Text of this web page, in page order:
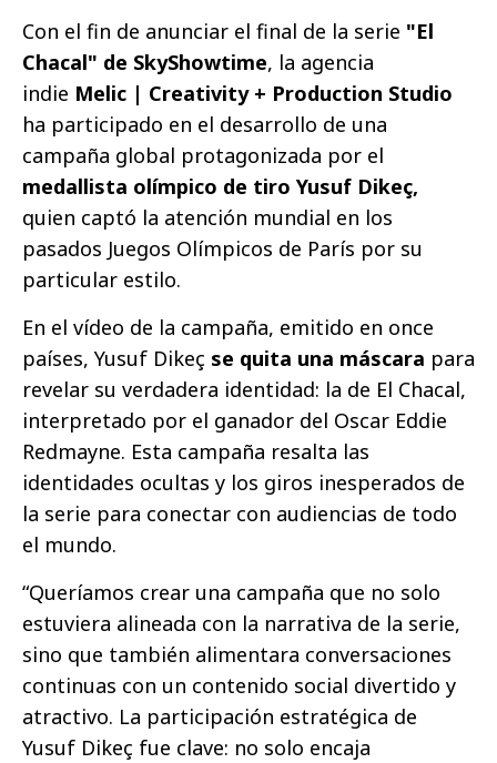
Con el fin de anunciar el final de la serie "El
Chacal" de SkyShowtime, la agencia
indie Melic | Creativity + Production Studio
ha participado en el desarrollo de una
campaña global protagonizada por el
medallista olímpico de tiro Yusuf Dikeç,
quien captó la atención mundial en los
pasados Juegos Olímpicos de París por su
particular estilo.
En el vídeo de la campaña, emitido en once
países, Yusuf Dikeç se quita una máscara para
revelar su verdadera identidad: la de El Chacal,
interpretado por el ganador del Oscar Eddie
Redmayne. Esta campaña resalta las
identidades ocultas y los giros inesperados de
la serie para conectar con audiencias de todo
el mundo.
“Queríamos crear una campaña que no solo
estuviera alineada con la narrativa de la serie,
sino que también alimentara conversaciones
continuas con un contenido social divertido y
atractivo. La participación estratégica de
Yusuf Dikeç fue clave: no solo encaja